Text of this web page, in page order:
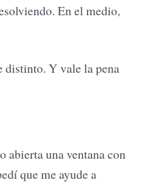
En el medio,
distinto. Y vale la pena
abierta una ventana con
que me ayude a